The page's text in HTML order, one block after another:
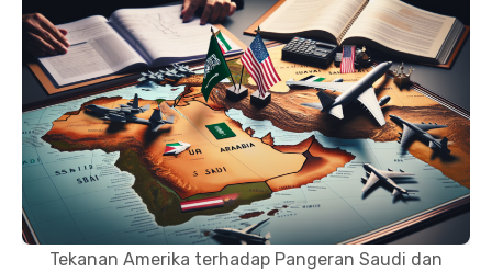
Tekanan Amerika terhadap Pangeran Saudi dan